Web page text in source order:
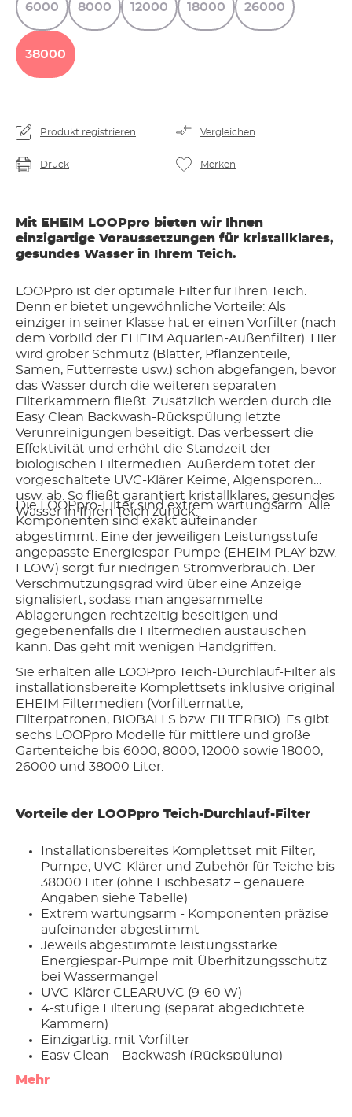
6000 8000 12000 18000 26000
38000
Produkt registrieren Vergleichen
Druck Merken
Mit EHEIM LOOPpro bieten wir Ihnen
einzigartige Voraussetzungen für kristallklares,
gesundes Wasser in Ihrem Teich.
LOOPpro ist der optimale Filter für Ihren Teich.
Denn er bietet ungewöhnliche Vorteile: Als
einziger in seiner Klasse hat er einen Vorfilter (nach
dem Vorbild der EHEIM Aquarien-Außenfilter). Hier
wird grober Schmutz (Blätter, Pflanzenteile,
Samen, Futterreste usw.) schon abgefangen, bevor
das Wasser durch die weiteren separaten
Filterkammern fließt. Zusätzlich werden durch die
Easy Clean Backwash-Rückspülung letzte
Verunreinigungen beseitigt. Das verbessert die
Effektivität und erhöht die Standzeit der
biologischen Filtermedien. Außerdem tötet der
vorgeschaltete UVC-Klärer Keime, Algensporen
usw. ab. So fließt garantiert kristallklares, gesundes
Wasser in Ihren Teich zurück.
Die LOOPpro-Filter sind extrem wartungsarm. Alle
Komponenten sind exakt aufeinander
abgestimmt. Eine der jeweiligen Leistungsstufe
angepasste Energiespar-Pumpe (EHEIM PLAY bzw.
FLOW) sorgt für niedrigen Stromverbrauch. Der
Verschmutzungsgrad wird über eine Anzeige
signalisiert, sodass man angesammelte
Ablagerungen rechtzeitig beseitigen und
gegebenenfalls die Filtermedien austauschen
kann. Das geht mit wenigen Handgriffen.
Sie erhalten alle LOOPpro Teich-Durchlauf-Filter als
installationsbereite Komplettsets inklusive original
EHEIM Filtermedien (Vorfiltermatte,
Filterpatronen, BIOBALLS bzw. FILTERBIO). Es gibt
sechs LOOPpro Modelle für mittlere und große
Gartenteiche bis 6000, 8000, 12000 sowie 18000,
26000 und 38000 Liter.
Vorteile der LOOPpro Teich-Durchlauf-Filter
Installationsbereites Komplettset mit Filter,
Pumpe, UVC-Klärer und Zubehör für Teiche bis
38000 Liter (ohne Fischbesatz – genauere
Angaben siehe Tabelle)
Extrem wartungsarm - Komponenten präzise
aufeinander abgestimmt
Jeweils abgestimmte leistungsstarke
Energiespar-Pumpe mit Überhitzungsschutz
bei Wassermangel
UVC-Klärer CLEARUVC (9-60 W)
4-stufige Filterung (separat abgedichtete
Kammern)
Einzigartig: mit Vorfilter
Easy Clean – Backwash (Rückspülung)
Indicator)
Mehr